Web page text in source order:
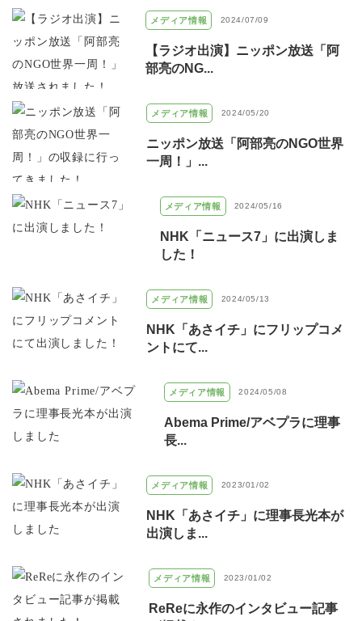
メディア情報 2024/07/09
【ラジオ出演】ニッポン放送「阿
部亮のNG...
メディア情報 2024/05/20
ニッポン放送「阿部亮のNGO世界
一周！」...
メディア情報 2024/05/16
NHK「ニュース7」に出演しま
した！
メディア情報 2024/05/13
NHK「あさイチ」にフリップコメ
ントにて...
メディア情報 2024/05/08
Abema Prime/アベプラに理事
長...
メディア情報 2023/01/02
NHK「あさイチ」に理事長光本が
出演しま...
メディア情報 2023/01/02
ReReに永作のインタビュー記事